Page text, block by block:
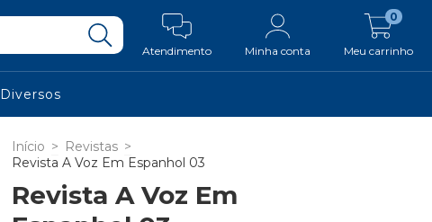
Atendimento Minha conta Meu carrinho
0
Diversos
Início > Revistas >
Revista A Voz Em Espanhol 03
Revista A Voz Em